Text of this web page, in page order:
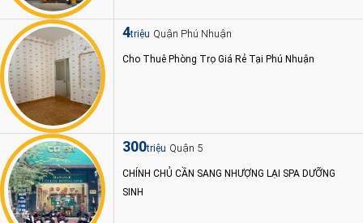
4triệu Quận Phú Nhuận
Cho Thuê Phòng Trọ Giá Rẻ Tại Phú Nhuận
300triệu Quận 5
CHÍNH CHỦ CẦN SANG NHƯỢNG LẠI SPA DƯỠNG
SINH